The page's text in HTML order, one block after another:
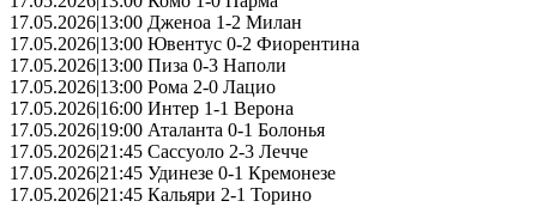
17.05.2026|13:00 Дженоа 1-2 Милан
17.05.2026|13:00 Ювентус 0-2 Фиорентина
17.05.2026|13:00 Пиза 0-3 Наполи
17.05.2026|13:00 Рома 2-0 Лацио
17.05.2026|16:00 Интер 1-1 Верона
17.05.2026|19:00 Аталанта 0-1 Болонья
17.05.2026|21:45 Сассуоло 2-3 Лечче
17.05.2026|21:45 Удинезе 0-1 Кремонезе
17.05.2026|21:45 Кальяри 2-1 Торино